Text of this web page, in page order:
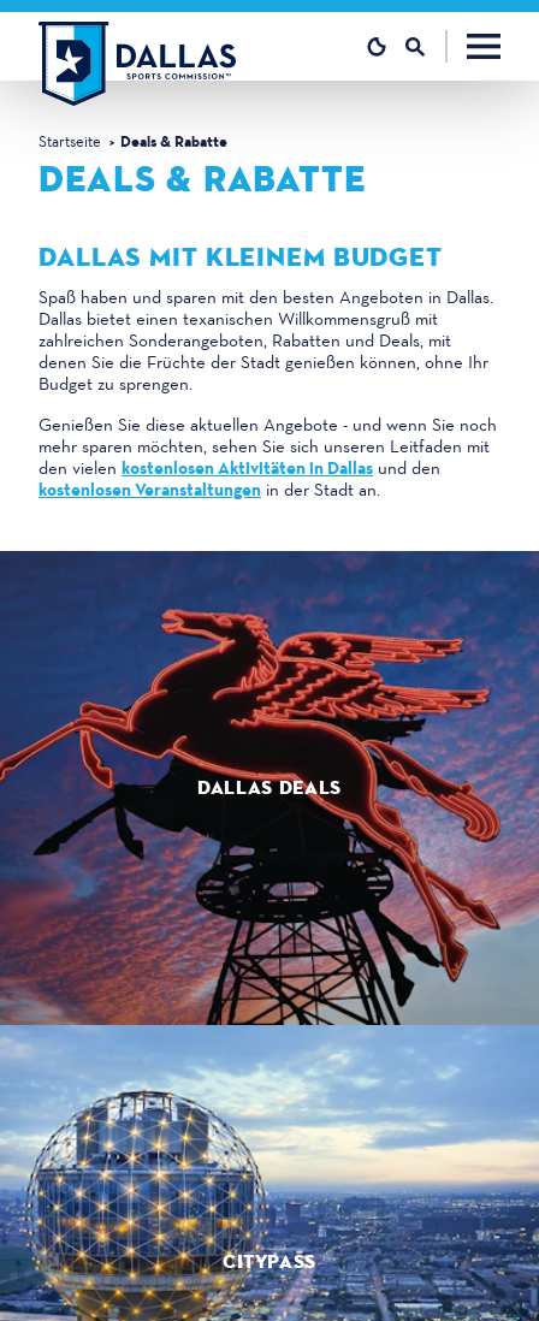
Zum Inhalt springen
Startseite Deals & Rabatte
DEALS & RABATTE
DALLAS MIT KLEINEM BUDGET
Spaß haben und sparen mit den besten Angeboten in Dallas.
Dallas bietet einen texanischen Willkommensgruß mit
zahlreichen Sonderangeboten, Rabatten und Deals, mit
denen Sie die Früchte der Stadt genießen können, ohne Ihr
Budget zu sprengen.
Genießen Sie diese aktuellen Angebote - und wenn Sie noch
mehr sparen möchten, sehen Sie sich unseren Leitfaden mit
den vielen kostenlosen Aktivitäten in Dallas und den
kostenlosen Veranstaltungen in der Stadt an.
DALLAS DEALS
CITYPASS